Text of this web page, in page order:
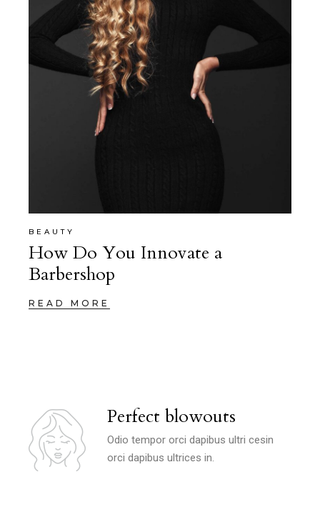
BEAUTY
How Do You Innovate a
Barbershop
READ MORE
Perfect blowouts
Odio tempor orci dapibus ultri cesin
orci dapibus ultrices in.